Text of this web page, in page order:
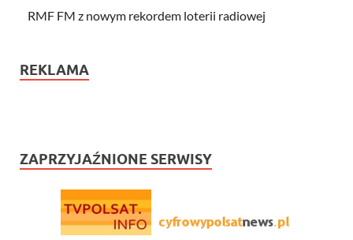
RMF FM z nowym rekordem loterii radiowej
REKLAMA
ZAPRZYJAŹNIONE SERWISY